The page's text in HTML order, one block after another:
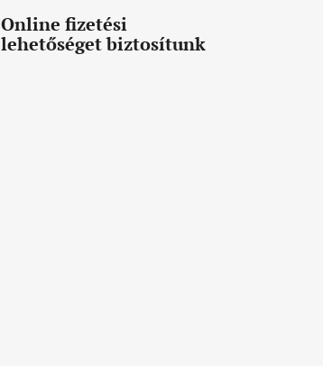
Online fizetési
lehetőséget biztosítunk